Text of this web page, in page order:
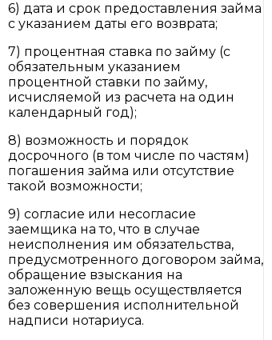
6) дата и срок предоставления займа
с указанием даты его возврата;
7) процентная ставка по займу (с
обязательным указанием
процентной ставки по займу,
исчисляемой из расчета на один
календарный год);
8) возможность и порядок
досрочного (в том числе по частям)
погашения займа или отсутствие
такой возможности;
9) согласие или несогласие
заемщика на то, что в случае
неисполнения им обязательства,
предусмотренного договором займа,
обращение взыскания на
заложенную вещь осуществляется
без совершения исполнительной
надписи нотариуса.